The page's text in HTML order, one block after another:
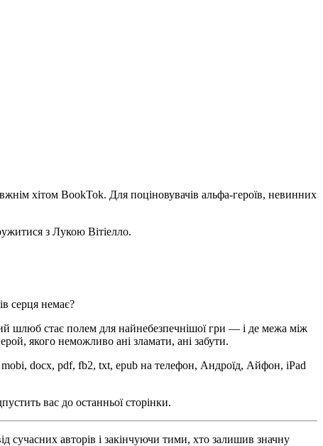
хітом BookTok. Для поціновувачів альфа-героїв, невинних
з Лукою Вітіелло.
серця немає?
шлюб стає полем для найнебезпечнішої гри — і де межа між
якого неможливо ані зламати, ані забути.
docx, pdf, fb2, txt, epub на телефон, Андроїд, Айфон, iPad
вас до останньої сторінки.
сучасних авторів і закінчуючи тими, хто залишив значну